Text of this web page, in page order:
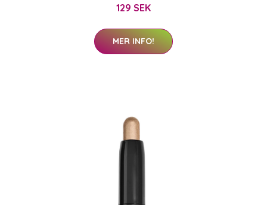
129 SEK
MER INFO!